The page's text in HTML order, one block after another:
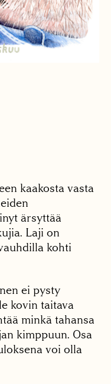
kaakosta vasta
ärsyttää
Laji on
kohti
ei pysty
kovin taitava
minkä tahansa
kimppuun. Osa
voi olla